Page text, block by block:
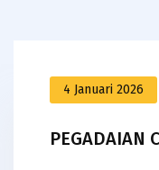
4 Januari 2026
PEGADAIAN